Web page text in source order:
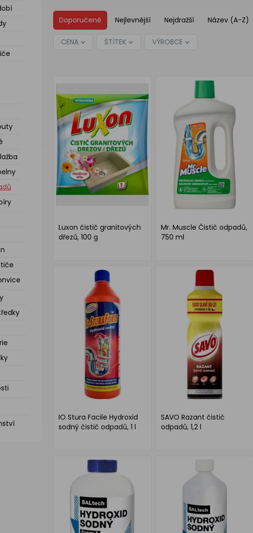
Doporučené Nejlevnější Nejdražší Název (A-Z)
CENA ŠTÍTEK VÝROBCE
Luxon čistič granitových
dřezů, 100 g
Mr. Muscle Čistič odpadů,
750 ml
IO Stura Facile Hydroxid
sodný čistič odpadů, 1 l
SAVO Razant čistič
odpadů, 1,2 l